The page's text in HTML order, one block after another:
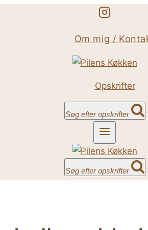
Om mig /
Opskrifter
Søg efter opskrifter
Søg efter opskrifter